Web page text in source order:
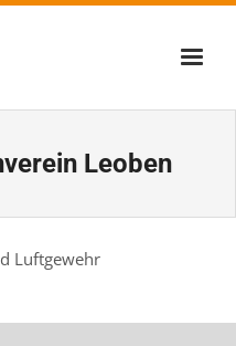
Leoben
Luftgewehr